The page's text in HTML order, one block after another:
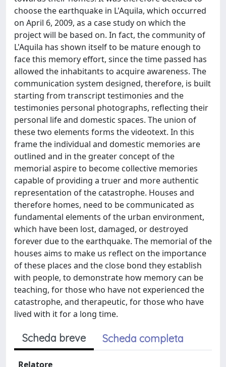
choose the earthquake in L'Aquila, which occurred
on April 6, 2009, as a case study on which the
project will be based on. In fact, the community of
L'Aquila has shown itself to be mature enough to
face this memory effort, since the time passed has
allowed the inhabitants to acquire awareness. The
communication system designed, therefore, is built
starting from transcript testimonies and the
testimonies personal photographs, reflecting their
personal life and domestic spaces. The union of
these two elements forms the videotext. In this
frame the individual and domestic memories are
outlined and in the greater concept of the
memorial aspire to become collective memories
capable of providing a truer and more authentic
representation of the catastrophe. Houses and
therefore homes, need to be communicated as
fundamental elements of the urban environment,
which have been lost, damaged, or destroyed
forever due to the earthquake. The memorial of the
houses aims to make us reflect on the importance
of these places and the close bond they establish
with people, to demonstrate how memory can be
teaching, for those who have not experienced the
catastrophe, and therapeutic, for those who have
lived with it for a long time.
Scheda breve Scheda completa
Relatore